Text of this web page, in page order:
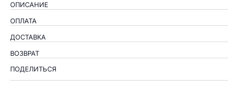
ОПИСАНИЕ
ОПЛАТА
ДОСТАВКА
ВОЗВРАТ
ПОДЕЛИТЬСЯ